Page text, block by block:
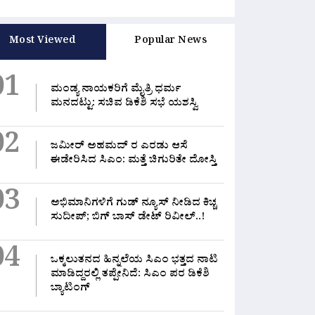
Most Viewed Popular News
ಮಂಡ್ಯ ನಾಯಕರಿಗೆ ಮೈತ್ರಿ ಧರ್ಮ
ಮನದಟ್ಟು: ಸಚಿವ ಡಿಕೆಶಿ ಸಭೆ ಯಶಸ್ವಿ
ಜಮೀರ್ ಅಹಮದ್ ರ ಎರಡು ಆಸೆ
ಈಡೇರಿಸಿದ ಸಿಎಂ: ಮತ್ತೆ ಚಿಗುರಿತೇ ದೋಸ್ತಿ
ಅಭಿಮಾನಿಗಳಿಗೆ ಗುಡ್ ನ್ಯೂಸ್ ನೀಡಿದ ಕಿಚ್ಚ
ಸುದೀಪ್; ಬಿಗ್ ಬಾಸ್ ಡೇಟ್ ರಿವೀಲ್..!
ಒಕ್ಕಲುತನದ ಹಿನ್ನಲೆಯ ಸಿಎಂ ಭತ್ತದ ನಾಟಿ
ಮಾಡಿದ್ದರಲ್ಲಿ‌ ತಪ್ಪೇನಿದೆ: ಸಿಎಂ ಪರ ಡಿಕೆಶಿ
ಬ್ಯಾಟಿಂಗ್